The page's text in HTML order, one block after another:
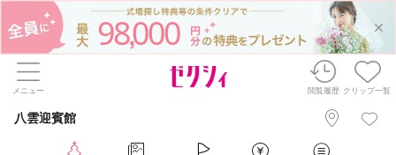
98,000
メニュー 閲覧履歴 クリップ一覧
八雲迎賓館